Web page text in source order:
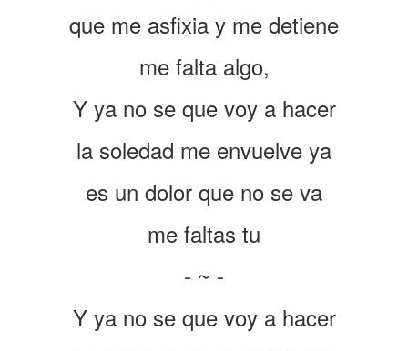
que me asfixia y me detiene
me falta algo,
Y ya no se que voy a hacer
la soledad me envuelve ya
es un dolor que no se va
me faltas tu
- ~ -
Y ya no se que voy a hacer